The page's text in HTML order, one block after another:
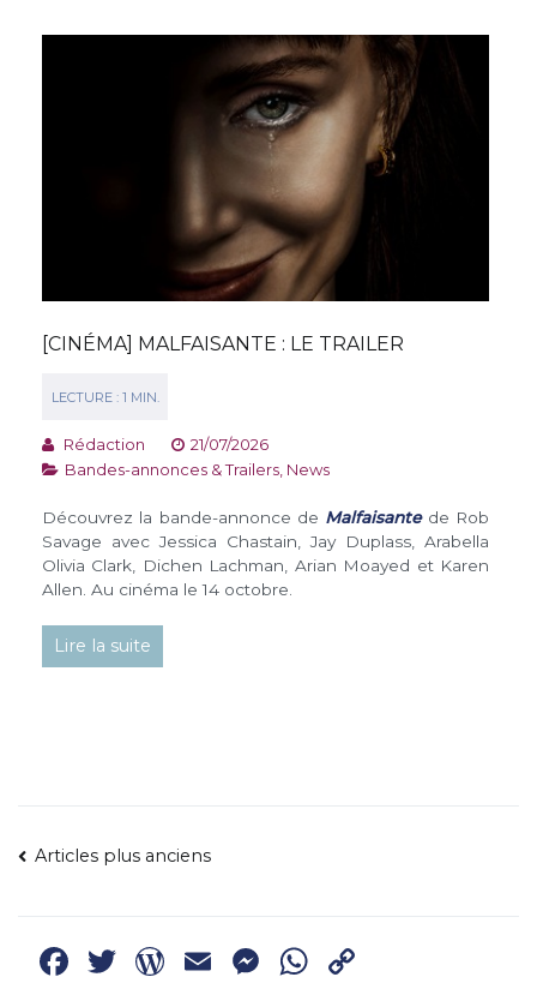
[CINÉMA] MALFAISANTE : LE TRAILER
Rédaction
21/07/2026
Bandes-annonces & Trailers News
Découvrez la bande-annonce de Malfaisante de Rob
Savage avec Jessica Chastain, Jay Duplass, Arabella
Olivia Clark, Dichen Lachman, Arian Moayed et Karen
Allen. Au cinéma le 14 octobre.
Lire la suite
NAVIGATION
Articles plus anciens
Facebook
Twitter
WordPress
EmailMessenger
WhatsApp